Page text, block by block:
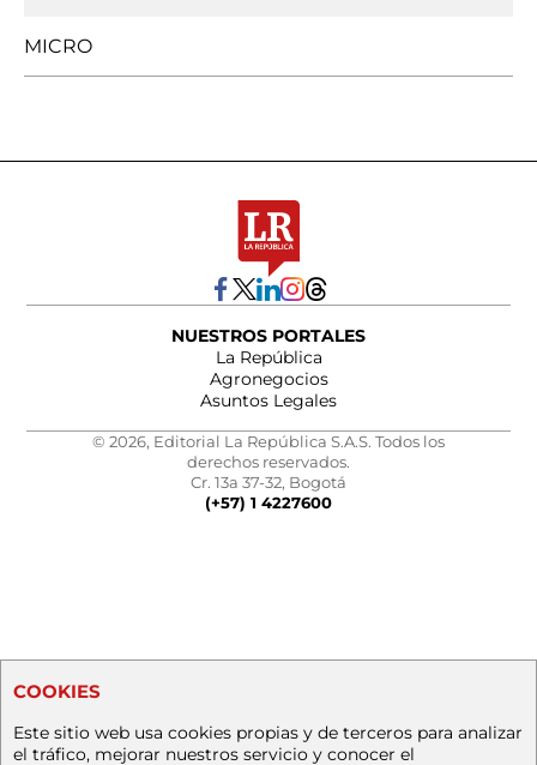
MICRO
NUESTROS PORTALES
La República
Agronegocios
Asuntos Legales
© 2026, Editorial La República S.A.S. Todos los
derechos reservados.
Cr. 13a 37-32, Bogotá
(+57) 1 4227600
COOKIES
Este sitio web usa cookies propias y de terceros para analizar
el tráfico, mejorar nuestros servicio y conocer el